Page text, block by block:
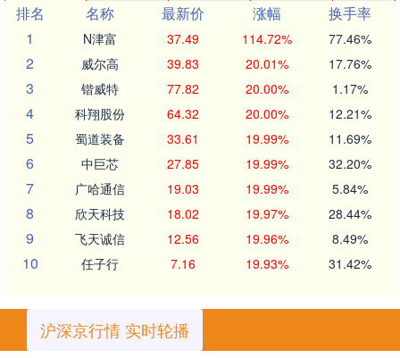
排名
名称 最新价 涨幅
换手率
1
N津富 37.49 114.72% 77.46%
2 威尔高 39.83 20.01% 17.76%
3 锴威特 77.82 20.00% 1.17%
4 科翔股份 64.32 20.00% 12.21%
5 蜀道装备 33.61 19.99% 11.69%
6 中巨芯 27.85 19.99% 32.20%
7 广哈通信 19.03 19.99% 5.84%
8 欣天科技 18.02 19.97% 28.44%
9 飞天诚信 12.56 19.96% 8.49%
10 任子行 7.16 19.93% 31.42%
沪深京行情 实时轮播